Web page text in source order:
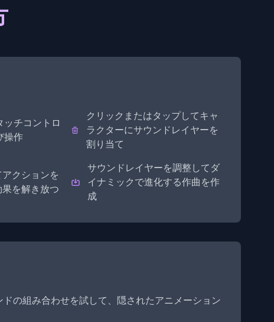
チコントロ
操作
クリックまたはタップしてキャ
ラクターにサウンドレイヤーを
割り当て
クションを
を解き放つ
サウンドレイヤーを調整してダ
イナミックで進化する作曲を作
成
ドの組み合わせを試して、隠されたアニメーション